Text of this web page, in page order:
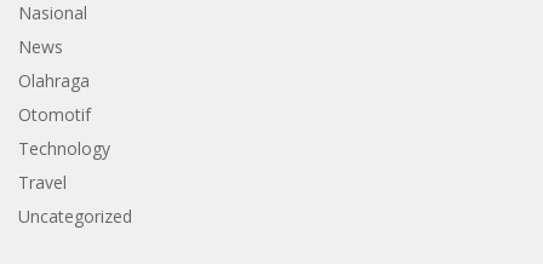
Nasional
News
Olahraga
Otomotif
Technology
Travel
Uncategorized